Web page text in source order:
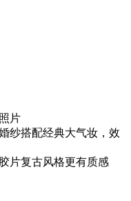
片
纱搭配经典大气妆，效
片复古风格更有质感